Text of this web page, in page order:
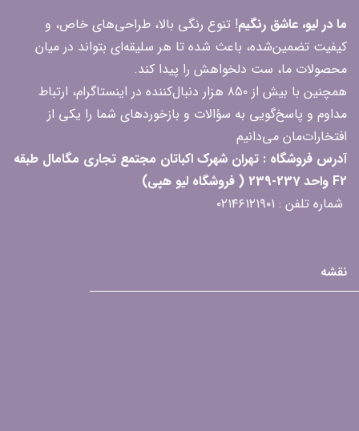
ما در لیو، عاشق رنگیم! تنوع رنگی بالا، طراحی‌های خاص، و
کیفیت تضمین‌شده، باعث شده تا هر سلیقه‌ای بتواند در میان
محصولات ما، ست دلخواهش را پیدا کند.
همچنین با بیش از ۸۵۰ هزار دنبال‌کننده در اینستاگرام، ارتباط
مداوم و پاسخ‌گویی به سؤالات و بازخوردهای شما را یکی از
افتخارات‌مان می‌دانیم
آدرس فروشگاه : تهران شهرک اکباتان مجتمع تجاری مگامال طبقه
F2 واحد 237-239 ( فروشگاه لیو هپی)
شماره تلفن : ۰۲۱۴۶۱۲۱۹۰۱
نقشه